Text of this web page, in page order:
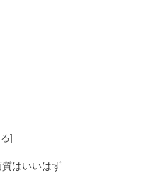
はいいはず